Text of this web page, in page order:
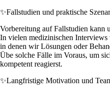
✨Fallstudien und praktische
Vorbereitung auf Fallstudien kann
In vielen medizinischen Interviews
in denen wir Lösungen oder
Übe solche Fälle im Voraus, um
kompetent reagierst.
✨Langfristige Motivation und